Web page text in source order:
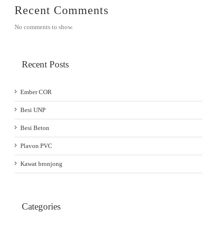
Recent Comments
No comments to show.
Recent Posts
Ember COR
Besi UNP
Besi Beton
Plavon PVC
Kawat bronjong
Categories